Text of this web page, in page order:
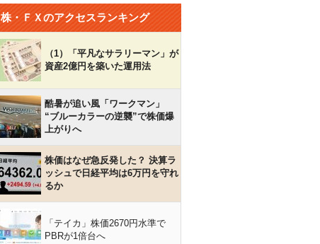
株・ＦＸのアクセスランキング
（1）「平凡なサラリーマン」が
資産2億円を築いた運用法
酷暑が追い風「ワークマン」
“ブルーカラーの逆襲”で株価爆
上がりへ
株価はなぜ急反発した？ 決算ラ
ッシュで日経平均は6万円を守れ
るか
「テイカ」株価2670円水準で
PBRが1倍台へ